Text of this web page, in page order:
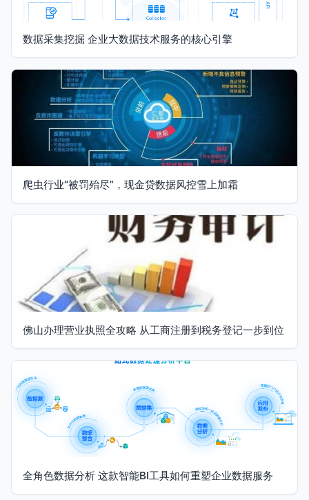
数据采集挖掘 企业大数据技术服务的核心引擎
爬虫行业“被罚殆尽”，现金贷数据风控雪上加霜
佛山办理营业执照全攻略 从工商注册到税务登记一步到位
全角色数据分析 这款智能BI工具如何重塑企业数据服务